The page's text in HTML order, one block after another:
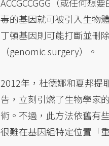
毒的基因就可被引入生物
丁頓基因則可能打斷並刪
（genomic surgery）。
2012年，杜德娜和夏邦提
告，立刻引燃了生物學家
術。不過，此方法依舊有
很難在基因組特定位置「